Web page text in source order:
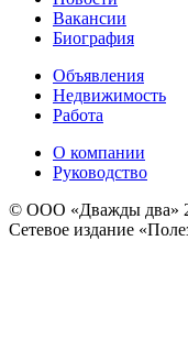
Вакансии
Биография
Объявления
Недвижимость
Работа
О компании
Руководство
© ООО «Дважды два»
Сетевое издание